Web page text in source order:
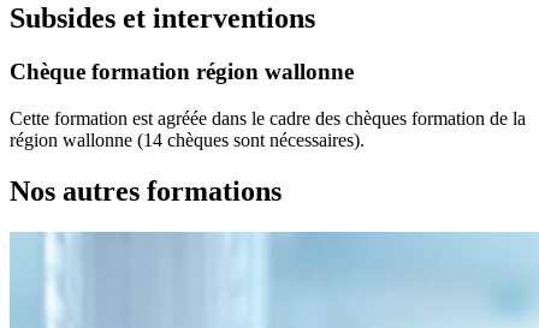
Subsides et interventions
Chèque formation région wallonne
Cette formation est agréée dans le cadre des chèques formation de la
région wallonne (14 chèques sont nécessaires).
Nos autres formations